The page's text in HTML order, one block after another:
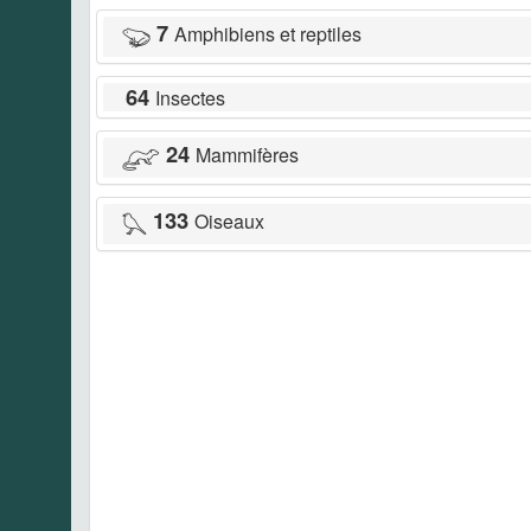
7 Amphibiens et reptiles
64 Insectes
24 Mammifères
133 Oiseaux